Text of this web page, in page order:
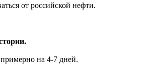
от российской нефти.
на 4-7 дней.